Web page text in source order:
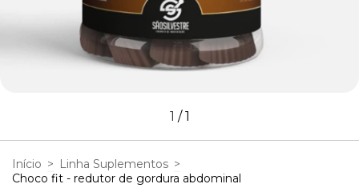
1 /1
Início > Linha Suplementos >
Choco fit - redutor de gordura abdominal